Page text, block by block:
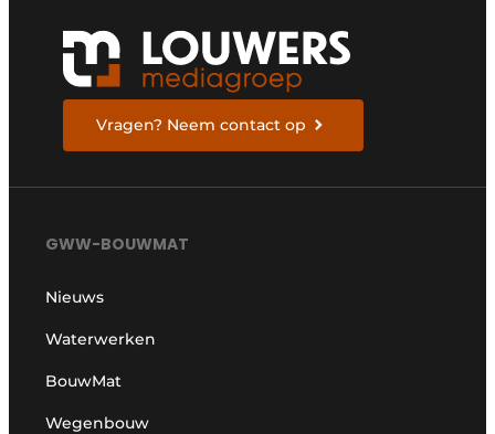
Vragen? Neem contact op
GWW-BOUWMAT
Nieuws
Waterwerken
BouwMat
Wegenbouw